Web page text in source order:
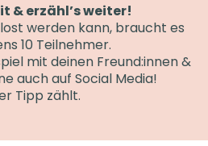
& erzähl’s weiter!
werden kann, braucht es
10 Teilnehmer.
mit deinen Freund:innen &
auch auf Social Media!
Tipp zählt.